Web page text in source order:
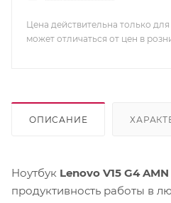
Цена действительна только
может отличаться от цен в
ОПИСАНИЕ
Ноутбук Lenovo V15 G4 AMN
продуктивность работы в